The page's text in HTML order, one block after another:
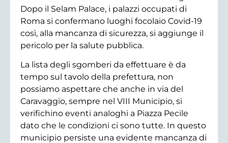
Dopo il Selam Palace, i palazzi occupati di
Roma si confermano luoghi focolaio Covid-19
così, alla mancanza di sicurezza, si aggiunge il
pericolo per la salute pubblica.
La lista degli sgomberi da effettuare è da
tempo sul tavolo della prefettura, non
possiamo aspettare che anche in via del
Caravaggio, sempre nel VIII Municipio, si
verifichino eventi analoghi a Piazza Pecile
dato che le condizioni ci sono tutte. In questo
municipio persiste una evidente mancanza di